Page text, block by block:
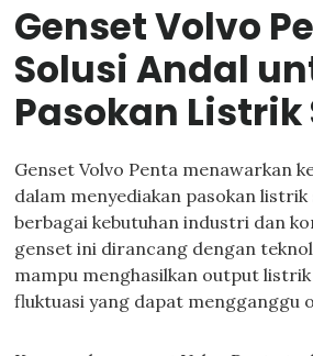
Genset Volvo
Solusi Andal
Pasokan
Genset Volvo Penta menawarkan
dalam menyediakan pasokan
berbagai kebutuhan industri dan
genset ini dirancang dengan
mampu menghasilkan output
fluktuasi yang dapat mengganggu